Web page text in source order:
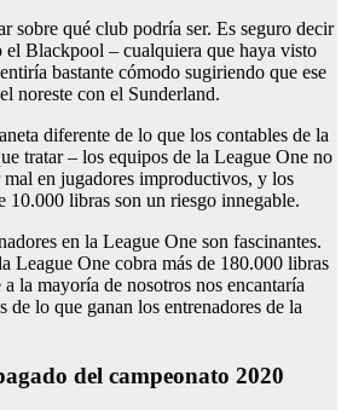
sobre qué club podría ser. Es seguro decir
el Blackpool – cualquiera que haya visto
bastante cómodo sugiriendo que ese
noreste con el Sunderland.
diferente de lo que los contables de la
tratar – los equipos de la League One no
mal en jugadores improductivos, y los
10.000 libras son un riesgo innegable.
en la League One son fascinantes.
League One cobra más de 180.000 libras
la mayoría de nosotros nos encantaría
de lo que ganan los entrenadores de la
del campeonato 2020